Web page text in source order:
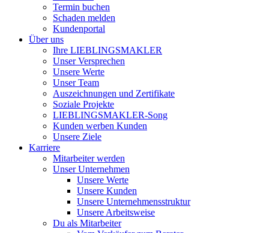
Termin buchen
Schaden melden
Kundenportal
Über uns
Ihre LIEBLINGSMAKLER
Unser Versprechen
Unsere Werte
Unser Team
Auszeichnungen und Zertifikate
Soziale Projekte
LIEBLINGSMAKLER-Song
Kunden werben Kunden
Unsere Ziele
Karriere
Mitarbeiter werden
Unser Unternehmen
Unsere Werte
Unsere Kunden
Unsere Unternehmensstruktur
Unsere Arbeitsweise
Du als Mitarbeiter